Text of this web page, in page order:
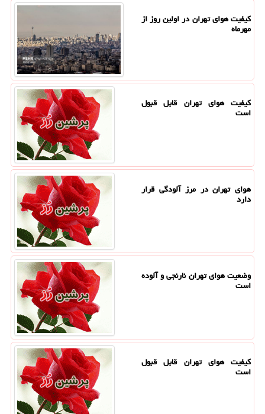
کیفیت هوای تهران در اولین روز از
مهرماه
کیفیت هوای تهران قابل قبول
است
هوای تهران در مرز آلودگی قرار
دارد
وضعیت هوای تهران نارنجی و آلوده
است
کیفیت هوای تهران قابل قبول
است